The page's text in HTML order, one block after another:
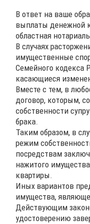
В ответ на ваше
выплаты денежной
областная
В случаях
имущественные
Семейного кодекса
касающиеся
Вместе с тем, в
договор, которым,
собственности
брака.
Таким образом, в
режим
посредствам
нажитого
квартиры.
Иных вариантов
имущества,
Действующим
удостоверению